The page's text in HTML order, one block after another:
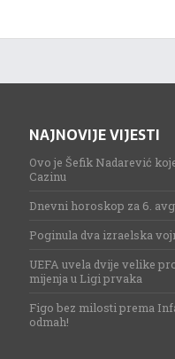
NAJNOVIJE VIJESTI
Ovo je Šefik Nadarević
Cazinu
Dnevni horoskop za 6.
Poginula dva izraelska
UEFA uvela dvije velike
mijenja u Ligi prvaka
Figo bez milosti prema
odmah!